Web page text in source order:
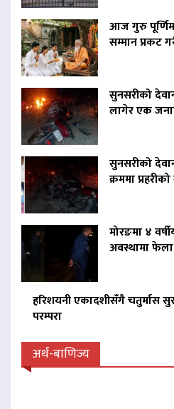
आज गुरु
सम्मान प्रकट
सुनसरीको
लागेर एक
सुनसरीको
क्रममा
मोरङमा ४
अवस्थामा
हरिशयनी एकादशीसँगै चतुर्मास
परम्परा
अर्थ-बाणिज्य